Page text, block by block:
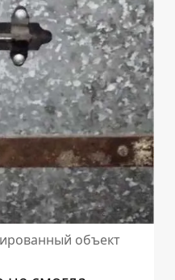
объект